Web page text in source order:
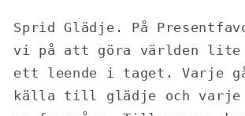
Sprid Glädje. På
vi på att göra världen lite
ett leende i taget. Varje
källa till glädje och varje